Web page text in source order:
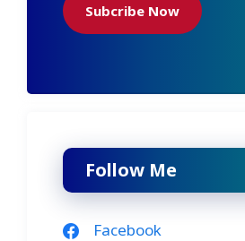
Subcribe Now
Follow Me
Facebook